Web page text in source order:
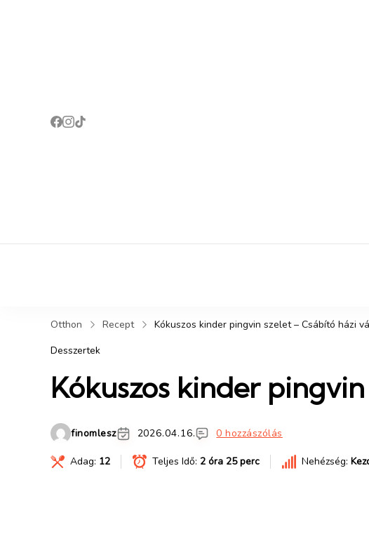
Otthon Recept
Kókuszos kinder pingvin szelet – Csábító házi
Desszertek
Kókuszos kinder
finomlesz 2026.04.16. 0 hozzászólás
Adag: 12 Teljes Idő: 2 óra 25 perc Nehézség: